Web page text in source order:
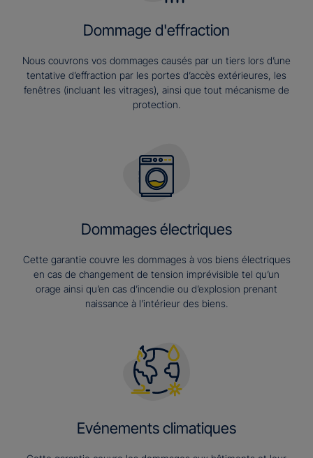
Dommage d'effraction
Nous couvrons vos dommages causés par un tiers lors d’une
tentative d’effraction par les portes d’accès extérieures, les
fenêtres (incluant les vitrages), ainsi que tout mécanisme de
protection.
Dommages électriques
Cette garantie couvre les dommages à vos biens électriques
en cas de changement de tension imprévisible tel qu’un
orage ainsi qu’en cas d’incendie ou d’explosion prenant
naissance à l’intérieur des biens.
Evénements climatiques